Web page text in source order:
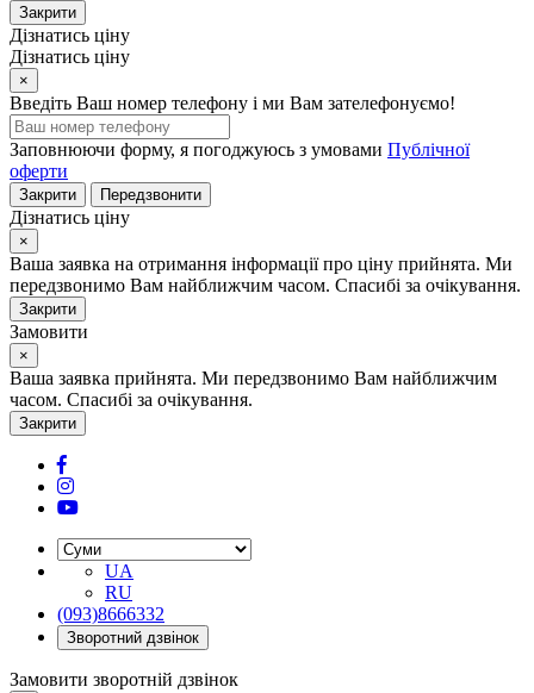
Закрити
Дізнатись ціну
Дізнатись ціну
×
Введіть Ваш номер телефону і ми Вам зателефонуємо!
Заповнюючи форму, я погоджуюсь з умовами Публічної
оферти
Закрити Передзвонити
Дізнатись ціну
×
Ваша заявка на отримання інформації про ціну прийнята. Ми
передзвонимо Вам найближчим часом. Спасибі за очікування.
Закрити
Замовити
×
Ваша заявка прийнята. Ми передзвонимо Вам найближчим
часом. Спасибі за очікування.
Закрити
UA
RU
(093)8666332
Зворотний дзвінок
Замовити зворотній дзвінок